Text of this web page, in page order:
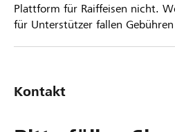
Plattform für Raiffeisen nicht.
für Unterstützer fallen
Kontakt